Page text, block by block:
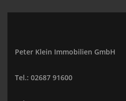
Peter Klein Immobilien GmbH
Tel.: 02687 91600